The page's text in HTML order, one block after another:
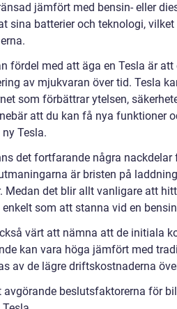
jämfört med bensin- eller
sina batterier och teknologi,
fördel med att äga en Tesla är
av mjukvaran över tid. Tesla
som förbättrar ytelsen,
att du kan få nya funktioner
Tesla.
det fortfarande några nackdelar
är bristen på
Medan det blir allt vanligare att
som att stanna vid en
värt att nämna att de initiala
kan vara höga jämfört med
av de lägre driftskostnaderna
avgörande beslutsfaktorerna för